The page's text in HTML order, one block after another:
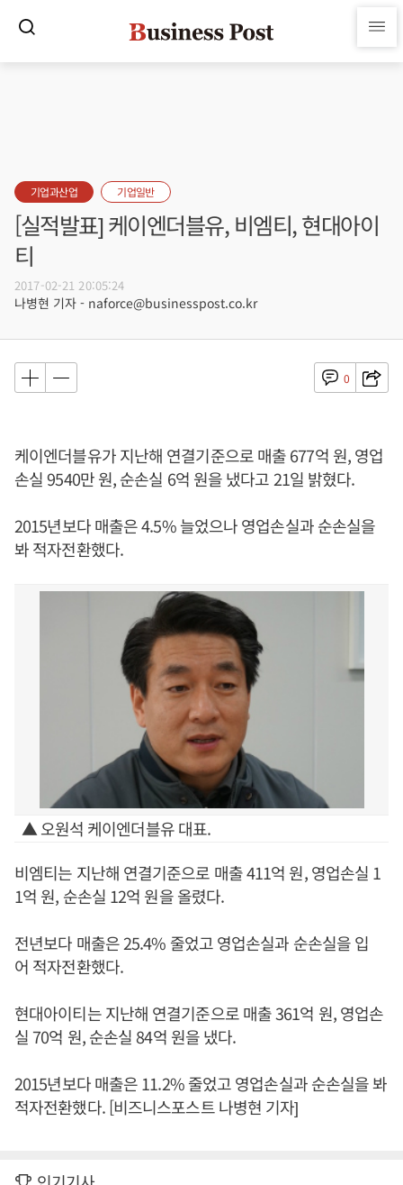
기업과산업 기업일반
[실적발표] 케이엔더블유, 비엠티, 현대아이
티
2017-02-21 20:05:24
나병현 기자 - naforce@businesspost.co.kr
0
케이엔더블유가 지난해 연결기준으로 매출 677억 원, 영업
손실 9540만 원, 순손실 6억 원을 냈다고 21일 밝혔다.
2015년보다 매출은 4.5% 늘었으나 영업손실과 순손실을
봐 적자전환했다.
▲ 오원석 케이엔더블유 대표.
비엠티는 지난해 연결기준으로 매출 411억 원, 영업손실 1
1억 원, 순손실 12억 원을 올렸다.
전년보다 매출은 25.4% 줄었고 영업손실과 순손실을 입
어 적자전환했다.
현대아이티는 지난해 연결기준으로 매출 361억 원, 영업손
실 70억 원, 순손실 84억 원을 냈다.
2015년보다 매출은 11.2% 줄었고 영업손실과 순손실을 봐
적자전환했다. [비즈니스포스트 나병현 기자]